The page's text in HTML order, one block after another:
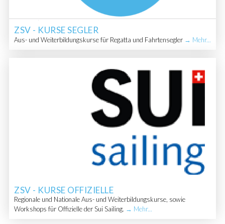
ZSV - KURSE SEGLER
Aus- und Weiterbildungskurse für Regatta und Fahrtensegler → Mehr...
ZSV - KURSE OFFIZIELLE
Regionale und Nationale Aus- und Weiterbildungskurse, sowie
Workshops für Offizielle der Sui Sailing. → Mehr...